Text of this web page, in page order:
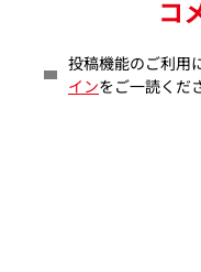
コ
投稿機能のご利用
インをご一読くだ